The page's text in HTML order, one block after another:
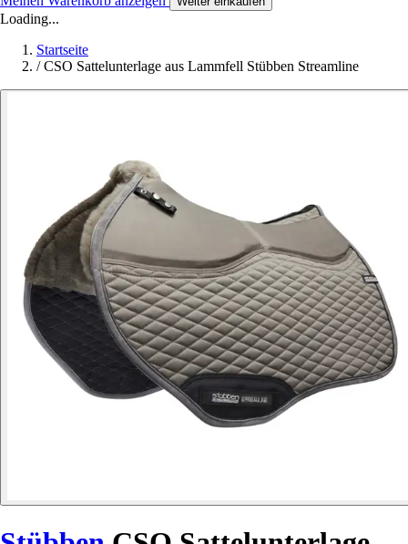
Loading...
Startseite
/ CSO Sattelunterlage aus Lammfell Stübben Streamline